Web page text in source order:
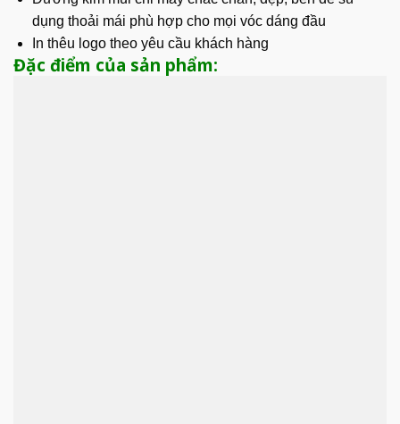
dụng thoải mái phù hợp cho mọi vóc dáng đầu
In thêu logo theo yêu cầu khách hàng
Đặc điểm của sản phẩm: